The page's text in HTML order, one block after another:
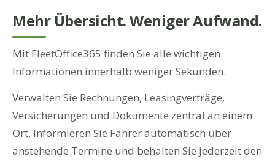
Mehr Übersicht. Weniger Aufwand.
Mit FleetOffice365 finden Sie alle wichtigen
Informationen innerhalb weniger Sekunden.
Verwalten Sie Rechnungen, Leasingverträge,
Versicherungen und Dokumente zentral an einem
Ort. Informieren Sie Fahrer automatisch über
anstehende Termine und behalten Sie jederzeit den